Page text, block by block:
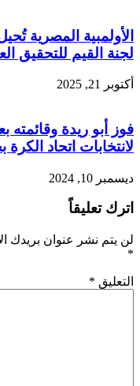
الأولمبية المصرية
لجنة القيم للتحقيق
أكتوبر 21, 2025
فوز أبو ريدة وقائمته
لانتخابات اتحاد الكرة
ديسمبر 10, 2024
اترك تعليقاً
لن يتم نشر عنوان بريدك
*
التعليق *